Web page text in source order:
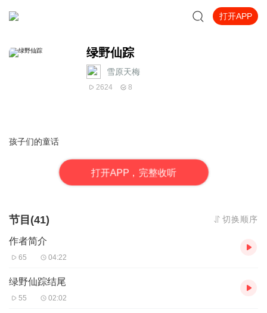
打开APP
绿野仙踪
雪原天梅
2624 8
孩子们的童话
打开APP，完整收听
节目(41) 切换顺序
作者简介
65 04:22
绿野仙踪结尾
55 02:02